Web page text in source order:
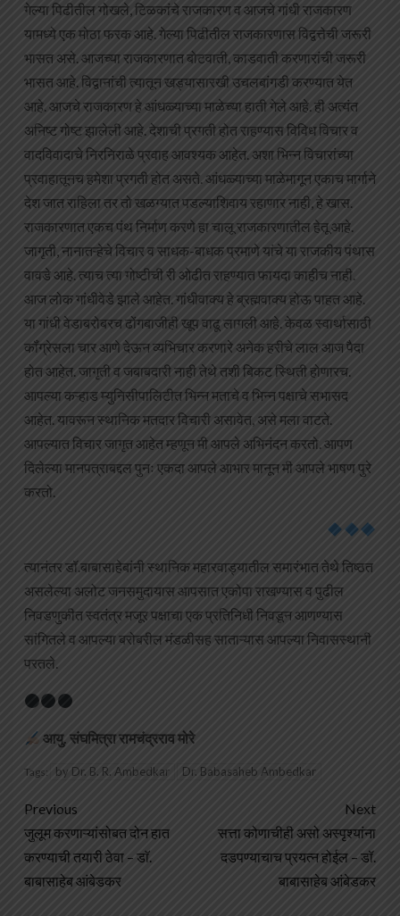
गेल्या पिढीतील गोखले, टिळकांचे राजकारण व आजचे गांधी राजकारण
यामध्ये एक मोठा फरक आहे. गेल्या पिढीतील राजकारणास विद्वत्तेची जरूरी
भासत असे. आजच्या राजकारणात बोटवाती, काडवाती करणारांची जरूरी
भासत आहे. विद्वानांची त्यातून खड्यासारखी उचलबांगडी करण्यात येत
आहे. आजचे राजकारण हे आंधळ्याच्या माळेच्या हाती गेले आहे. ही अत्यंत
अनिष्ट गोष्ट झालेली आहे. देशाची प्रगती होत राहण्यास विविध विचार व
वादविवादाचे निरनिराळे प्रवाह आवश्यक आहेत. अशा भिन्न विचारांच्या
प्रवाहातूनच हमेशा प्रगती होत असते. आंधळ्याच्या माळेमागून एकाच मार्गाने
देश जात राहिला तर तो खळग्यात पडल्याशिवाय रहाणार नाही, हे खास.
राजकारणात एकच पंथ निर्माण करणे हा चालू राजकारणातील हेतू आहे.
जागृती, नानातऱ्हेचे विचार व साधक-बाधक प्रमाणे यांचे या राजकीय पंथास
वावडे आहे. त्याच त्या गोष्टीची री ओढीत राहण्यात फायदा काहीच नाही.
आज लोक गांधीवेडे झाले आहेत. गांधीवाक्य हे ब्रह्मवाक्य होऊ पाहत आहे.
या गांधी वेडाबरोबरच ढोंगबाजीही खूप वाढू लागली आहे. केवळ स्वार्थासाठी
कॉंग्रेसला चार आणे देऊन व्यभिचार करणारे अनेक हरीचे लाल आज पैदा
होत आहेत. जागृती व जबाबदारी नाही तेथे तशी बिकट स्थिती होणारच.
आपल्या कऱ्हाड म्युनिसीपालिटीत भिन्न मताचे व भिन्न पक्षाचे सभासद
आहेत. यावरून स्थानिक मतदार विचारी असावेत, असे मला वाटते.
आपल्यात विचार जागृत आहेत म्हणून मी आपले अभिनंदन करतो. आपण
दिलेल्या मानपत्राबद्दल पुनः एकदा आपले आभार मानून मी आपले भाषण पुरे
करतो.
त्यानंतर डॉ.बाबासाहेबांनी स्थानिक महारवाड्यातील समारंभात तेथे तिष्ठत
असलेल्या अलोट जनसमुदायास आपसात एकोपा राखण्यास व पुढील
निवडणुकीत स्वतंत्र मजूर पक्षाचा एक प्रतिनिधी निवडून आणण्यास
सांगितले व आपल्या बरोबरील मंडळीसह साताऱ्यास आपल्या निवासस्थानी
परतले.
आयु. संघमित्रा रामचंद्रराव मोरे
Tags: by Dr. B. R. Ambedkar Dr. Babasaheb Ambedkar
Previous
जुलूम करणाऱ्यांसोबत दोन हात
करण्याची तयारी ठेवा – डाॅ.
बाबासाहेब आंबेडकर
Next
सत्ता कोणाचीही असो अस्पृश्यांना
दडपण्याचाच प्रयत्न होईल – डॉ.
बाबासाहेब आंबेडकर